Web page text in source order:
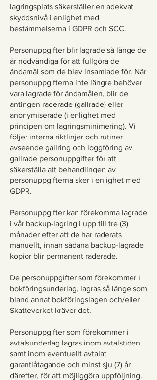
lagringsplats säkerställer en adekvat
skyddsnivå i enlighet med
bestämmelserna i GDPR och SCC.
Personuppgifter blir lagrade så länge de
är nödvändiga för att fullgöra de
ändamål som de blev insamlade för. När
personuppgifterna inte längre behöver
vara lagrade för ändamålen, blir de
antingen raderade (gallrade) eller
anonymiserade (i enlighet med
principen om lagringsminimering). Vi
följer interna riktlinjer och rutiner
avseende gallring och loggföring av
gallrade personuppgifter för att
säkerställa att behandlingen av
personuppgifterna sker i enlighet med
GDPR.
Personuppgifter kan förekomma lagrade
i vår backup-lagring i upp till tre (3)
månader efter att de har raderats
manuellt, innan sådana backup-lagrade
kopior blir permanent raderade.
De personuppgifter som förekommer i
bokföringsunderlag, lagras så länge som
bland annat bokföringslagen och/eller
Skatteverket kräver det.
Personuppgifter som förekommer i
avtalsunderlag lagras inom avtalstiden
samt inom eventuellt avtalat
garantiåtagande och minst sju (7) år
därefter, för att möjliggöra uppföljning.